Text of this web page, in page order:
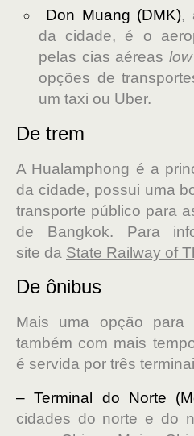
Don Muang (DMK),
da cidade, é o
pelas cias aéreas
opções de
um taxi ou Uber.
De trem
A Hualamphong é a
da cidade, possui uma
transporte público para
de Bangkok. Para
site da State Railway of
De ônibus
Mais uma opção para
também com mais
é servida por três
– Terminal do Norte
cidades do norte e do